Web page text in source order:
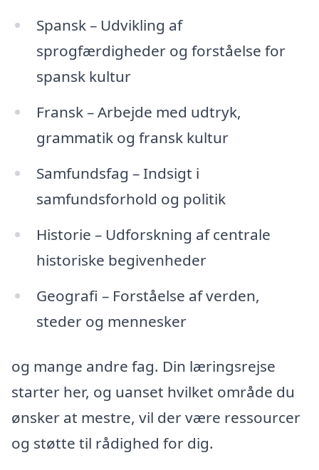
Spansk – Udvikling af
sprogfærdigheder og forståelse for
spansk kultur
Fransk – Arbejde med udtryk,
grammatik og fransk kultur
Samfundsfag – Indsigt i
samfundsforhold og politik
Historie – Udforskning af centrale
historiske begivenheder
Geografi – Forståelse af verden,
steder og mennesker
og mange andre fag. Din læringsrejse
starter her, og uanset hvilket område du
ønsker at mestre, vil der være ressourcer
og støtte til rådighed for dig.